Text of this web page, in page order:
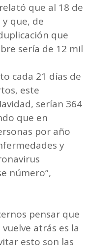
que al 18 de
que, de
que
sería de 12 mil
cada 21 días de
este
serían 364
que en
por año
y
número”,
pensar que
atrás es la
esto son las